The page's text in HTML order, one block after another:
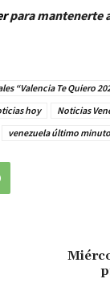
para mantenerte
“Valencia Te Quiero
hoy Noticias
venezuela último minuto